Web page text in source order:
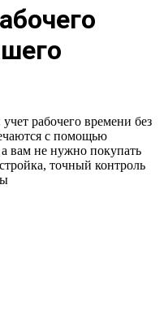
рабочего времени без
с помощью
вам не нужно покупать
точный контроль